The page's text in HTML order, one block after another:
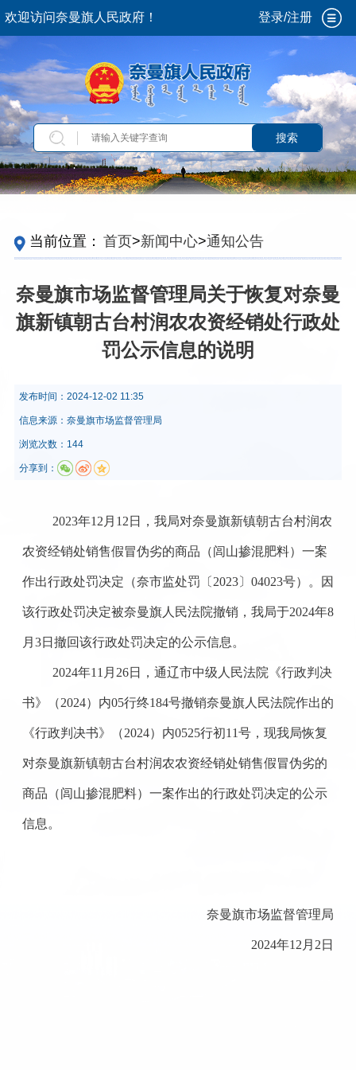
欢迎访问奈曼旗人民政府！ 登录/注册
搜索
当前位置： 首页>新闻中心>通知公告
奈曼旗市场监督管理局关于恢复对奈曼
旗新镇朝古台村润农农资经销处行政处
罚公示信息的说明
发布时间： 2024-12-02 11:35
信息来源： 奈曼旗市场监督管理局
浏览次数：144
分享到：
2023年12月12日，我局对奈曼旗新镇朝古台村润农
农资经销处销售假冒伪劣的商品（闾山掺混肥料）一案
作出行政处罚决定（奈市监处罚〔2023〕04023号）。因
该行政处罚决定被奈曼旗人民法院撤销，我局于2024年8
月3日撤回该行政处罚决定的公示信息。
2024年11月26日，通辽市中级人民法院《行政判决
书》（2024）内05行终184号撤销奈曼旗人民法院作出的
《行政判决书》（2024）内0525行初11号，现我局恢复
对奈曼旗新镇朝古台村润农农资经销处销售假冒伪劣的
商品（闾山掺混肥料）一案作出的行政处罚决定的公示
信息。
奈曼旗市场监督管理局
2024年12月2日